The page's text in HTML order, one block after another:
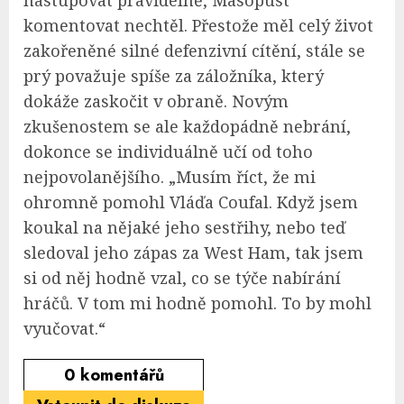
komentovat nechtěl. Přestože měl celý život
zakořeněné silné defenzivní cítění, stále se
prý považuje spíše za záložníka, který
dokáže zaskočit v obraně. Novým
zkušenostem se ale každopádně nebrání,
dokonce se individuálně učí od toho
nejpovolanějšího. „Musím říct, že mi
ohromně pomohl Vláďa Coufal. Když jsem
koukal na nějaké jeho sestřihy, nebo teď
sledoval jeho zápas za West Ham, tak jsem
si od něj hodně vzal, co se týče nabírání
hráčů. V tom mi hodně pomohl. To by mohl
vyučovat.“
0 komentářů